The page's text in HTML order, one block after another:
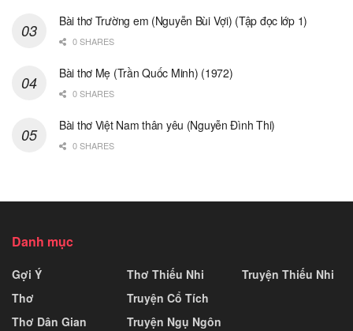
Bài thơ Trường em (Nguyễn Bùi Vợi) (Tập đọc lớp 1)
0 SHARES
Bài thơ Mẹ (Trần Quốc Minh) (1972)
0 SHARES
Bài thơ Việt Nam thân yêu (Nguyễn Đình Thi)
0 SHARES
Danh mục
Gợi Ý
Thơ
Thơ Dân Gian
Thơ Thiếu Nhi
Truyện Cổ Tích
Truyện Ngụ Ngôn
Truyện Thiếu Nhi